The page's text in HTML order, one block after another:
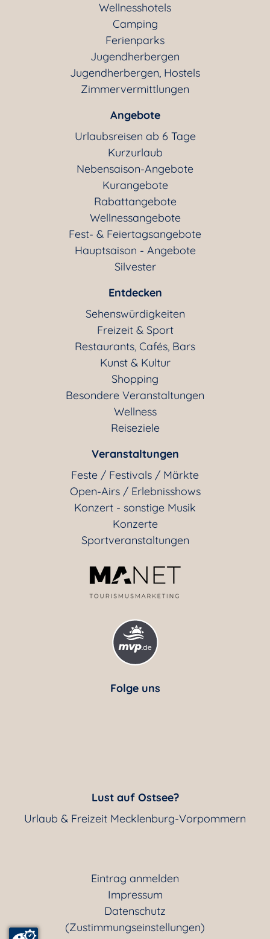
Wellnesshotels
Camping
Ferienparks
Jugendherbergen
Jugendherbergen, Hostels
Zimmervermittlungen
Angebote
Urlaubsreisen ab 6 Tage
Kurzurlaub
Nebensaison-Angebote
Kurangebote
Rabattangebote
Wellnessangebote
Fest- & Feiertagsangebote
Hauptsaison - Angebote
Silvester
Entdecken
Sehenswürdigkeiten
Freizeit & Sport
Restaurants, Cafés, Bars
Kunst & Kultur
Shopping
Besondere Veranstaltungen
Wellness
Reiseziele
Veranstaltungen
Feste / Festivals / Märkte
Open-Airs / Erlebnisshows
Konzert - sonstige Musik
Konzerte
Sportveranstaltungen
Folge uns
Lust auf Ostsee?
Urlaub & Freizeit Mecklenburg-Vorpommern
Eintrag anmelden
Impressum
Datenschutz
(Zustimmungseinstellungen)